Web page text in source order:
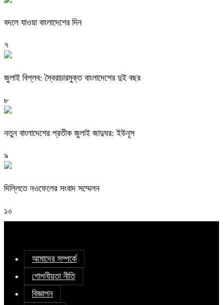
বদলে যাওয়া বাংলাদেশের দিন
৭
জুলাই বিপ্লব: স্বৈরাচারমুক্ত বাংলাদেশের দুই বছর
৮
নতুন বাংলাদেশের প্রতীক জুলাই জাদুঘর: ইউনূস
৯
দিল্লিতে নওফেলের সংবাদ সম্মেলন
১০
আমাদের সম্পর্কে
গোপনীয়তা নীতি
বিজ্ঞাপন